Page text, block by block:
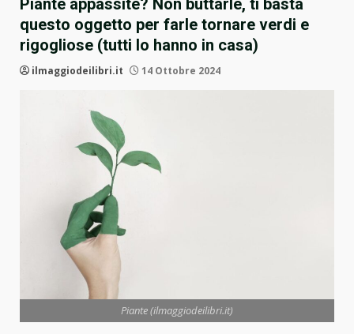
Piante appassite? Non buttarle, ti basta
questo oggetto per farle tornare verdi e
rigogliose (tutti lo hanno in casa)
ilmaggiodeilibri.it 14 Ottobre 2024
Piante (ilmaggiodeilibri.it)